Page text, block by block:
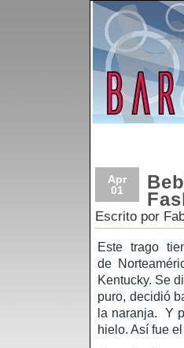
Apr
01
Escrito por
Este trago
de
Kentucky. Se
puro, decidió
la naranja. Y
hielo. Así fue